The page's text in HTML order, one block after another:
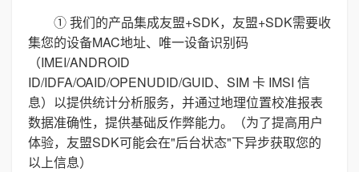
① 我们的产品集成友盟+SDK，友盟+SDK需要收
集您的设备MAC地址、唯一设备识别码
（IMEI/ANDROID
ID/IDFA/OAID/OPENUDID/GUID、SIM 卡 IMSI 信
息）以提供统计分析服务，并通过地理位置校准报表
数据准确性，提供基础反作弊能力。（为了提高用户
体验，友盟SDK可能会在"后台状态"下异步获取您的
以上信息）